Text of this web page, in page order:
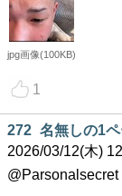
jpg画像(100KB)
1
272 名無しの1
2026/03/12(木)
@Parsonalsecret